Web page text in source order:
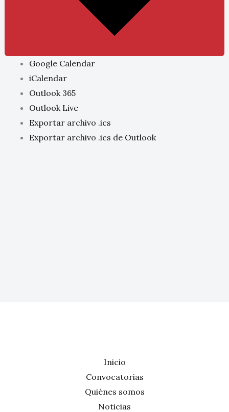
Google Calendar
iCalendar
Outlook 365
Outlook Live
Exportar archivo .ics
Exportar archivo .ics de Outlook
Inicio
Convocatorias
Quiénes somos
Noticias